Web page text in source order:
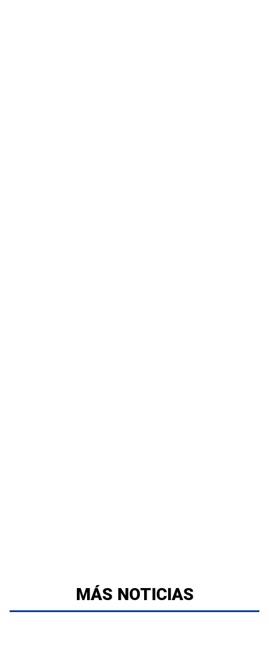
MÁS NOTICIAS